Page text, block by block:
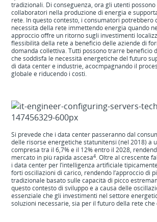
tradizionali. Di conseguenza, ora gli utenti
collaboratori nella produzione di energia e
rete. In questo contesto, i consumatori potrebbero
necessità della rete immettendo energia quando
approccio offre un ritorno sugli investimenti
flessibilità della rete a beneficio delle aziende di
domanda collettiva. Tutti possono trarre beneficio
che soddisfa le necessità energetiche del futuro
di data center e industrie, acocmpagnando il
globale e riducendo i costi.
Si prevede che i data center passeranno dal
delle risorse energetiche statunitensi (nel 2018) a
compresa tra il 6,7% e il 12% entro il 2028,
mercato in più rapida ascesa4. Oltre al crescente
i data center per l’intelligenza artificiale
forti oscillazioni di carico, rendendo l’approccio di
tradizionale basato sulle capacità di picco
questo contesto di sviluppo e a causa delle
essenziale che gli investimenti nel settore
soluzioni necessarie, sia per il futuro della rete